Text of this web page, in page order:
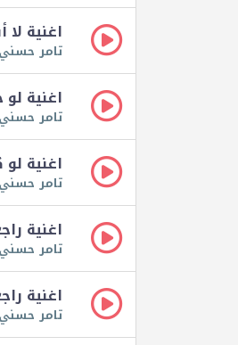
اغنية
تامر حسني
اغنية لو
تامر حسني
اغنية
تامر حسني
اغنية
تامر حسني
اغنية
تامر حسني